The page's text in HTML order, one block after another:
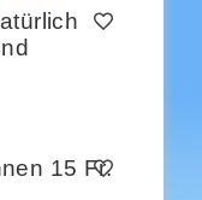
15 Fr.